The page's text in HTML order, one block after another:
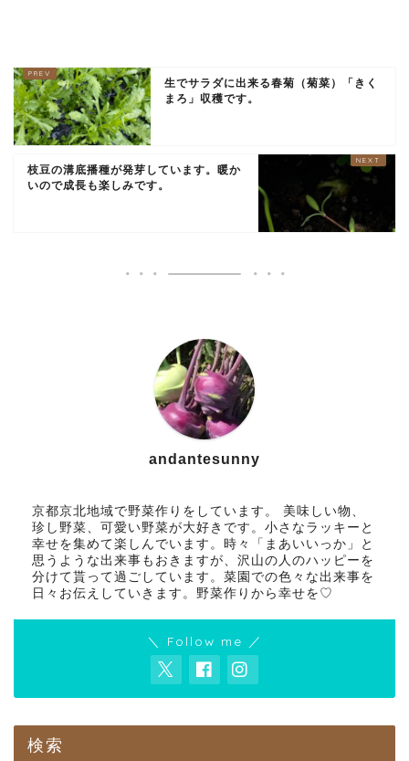
生でサラダに出来る春菊（菊菜）「きく
まろ」収穫です。
枝豆の溝底播種が発芽しています。暖か
いので成長も楽しみです。
andantesunny
京都京北地域で野菜作りをしています。 美味しい物、
珍し野菜、可愛い野菜が大好きです。小さなラッキーと
幸せを集めて楽しんでいます。時々「まあいいっか」と
思うような出来事もおきますが、沢山の人のハッピーを
分けて貰って過ごしています。菜園での色々な出来事を
日々お伝えしていきます。野菜作りから幸せを♡
＼ Follow me ／
検索